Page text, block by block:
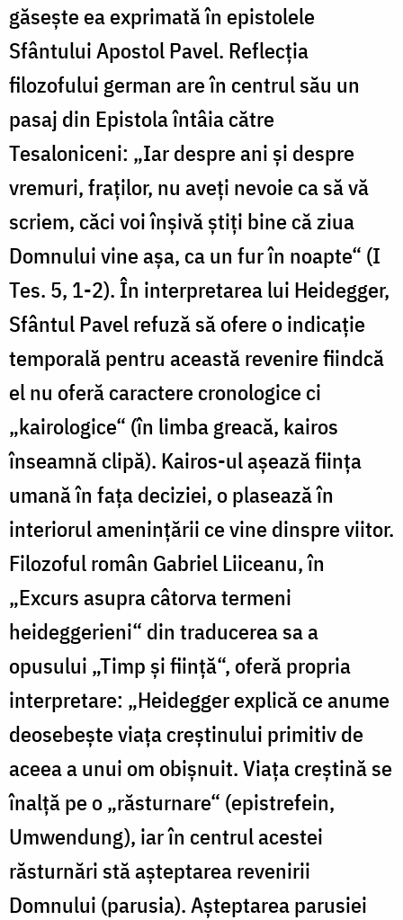
găsește ea exprimată în epistolele
Sfântului Apostol Pavel. Reflecția
filozofului german are în centrul său un
pasaj din Epistola întâia către
Tesaloniceni: „Iar despre ani și despre
vremuri, fraților, nu aveți nevoie ca să vă
scriem, căci voi înșivă știți bine că ziua
Domnului vine așa, ca un fur în noapte“ (I
Tes. 5, 1-2). În interpretarea lui Heidegger,
Sfântul Pavel refuză să ofere o indicație
temporală pentru această revenire fiindcă
el nu oferă caractere cronologice ci
„kairologice“ (în limba greacă, kairos
înseamnă clipă). Kairos-ul așează ființa
umană în fața deciziei, o plasează în
interiorul amenințării ce vine dinspre viitor.
Filozoful român Gabriel Liiceanu, în
„Excurs asupra câtorva termeni
heideggerieni“ din traducerea sa a
opusului „Timp și ființă“, oferă propria
interpretare: „Heidegger explică ce anume
deosebește viața creștinului primitiv de
aceea a unui om obișnuit. Viața creștină se
înalță pe o „răsturnare“ (epistrefein,
Umwendung), iar în centrul acestei
răsturnări stă așteptarea revenirii
Domnului (parusia). Așteptarea parusiei